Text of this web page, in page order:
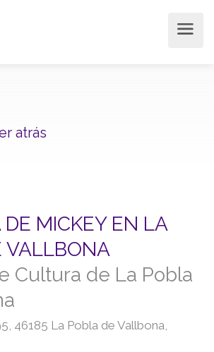
atrás
DE MICKEY EN LA
VALLBONA
Cultura de La Pobla
46185 La Pobla de Vallbona,